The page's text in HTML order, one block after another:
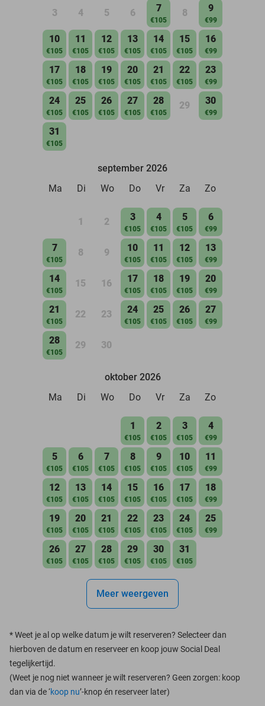
3 4 5 6 7
€105
8 9
€99
10
€105
11
€105
12
€105
13
€105
14
€105
15
€105
16
€99
17
€105
18
€105
19
€105
20
€105
21
€105
22
€105
23
€99
24
€105
25
€105
26
€105
27
€105
28
€105
29 30
€99
31
€105
september 2026
Ma
Di Wo Do Vr Za Zo
1 2 3
€105
4
€105
5
€105
6
€99
7
€105
8 9 10
€105
11
€105
12
€105
13
€99
14
€105
15 16 17
€105
18
€105
19
€105
20
€99
21
€105
22 23 24
€105
25
€105
26
€105
27
€99
28
€105
29 30
oktober 2026
Ma
Di Wo Do Vr Za Zo
1
€105
2
€105
3
€105
4
€99
5
€105
6
€105
7
€105
8
€105
9
€105
10
€105
11
€99
12
€105
13
€105
14
€105
15
€105
16
€105
17
€105
18
€99
19
€105
20
€105
21
€105
22
€105
23
€105
24
€105
25
€99
26
€105
27
€105
28
€105
29
€105
30
€105
31
€105
Meer weergeven
*Weet je al op welke datum je wilt reserveren? Selecteer dan
hierboven de datum en reserveer en koop jouw Social Deal
tegelijkertijd.
(Weet je nog niet wanneer je wilt reserveren? Geen zorgen: koop
dan via de ‘koop nu’-knop én reserveer later)